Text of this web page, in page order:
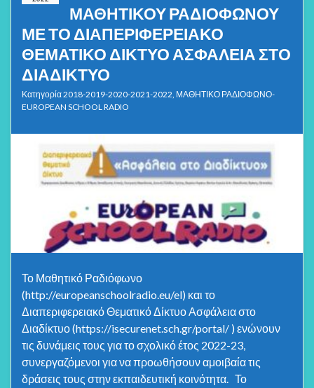
ΜΑΘΗΤΙΚΟΥ ΡΑΔΙΟΦΩΝΟΥ
ΜΕ ΤΟ ΔΙΑΠΕΡΙΦΕΡΕΙΑΚΟ
ΘΕΜΑΤΙΚΟ ΔΙΚΤΥΟ ΑΣΦΑΛΕΙΑ ΣΤΟ
ΔΙΑΔΙΚΤΥΟ
Κατηγορία2018-2019-2020-2021-2022 ΜΑΘΗΤΙΚΟ ΡΑΔΙΟΦΩΝΟ-
EUROPEAN SCHOOL RADIO
Το Μαθητικό Ραδιόφωνο
(http://europeanschoolradio.eu/el) και το
Διαπεριφερειακό Θεματικό Δίκτυο Ασφάλεια στο
Διαδίκτυο (https://isecurenet.sch.gr/portal/ ) ενώνουν
τις δυνάμεις τους για το σχολικό έτος 2022-23,
συνεργαζόμενοι για να προωθήσουν αμοιβαία τις
δράσεις τους στην εκπαιδευτική κοινότητα. Το